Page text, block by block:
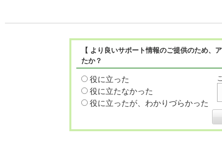
【 より良いサポート情報のご提供のため
たか？
役に立った
役に立たなかった
役に立ったが、わかりづらかった